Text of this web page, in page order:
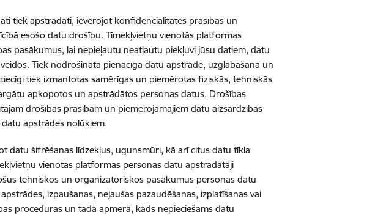
tiek apstrādāti, ievērojot konfidencialitātes prasības un
esošo datu drošību. Tīmekļvietņu vienotās platformas
pasākumus, lai nepieļautu neatļautu piekļuvi jūsu datiem, datu
Tiek nodrošināta pienācīga datu apstrāde, uzglabāšana un
tiek izmantotas samērīgas un piemērotas fiziskās, tehniskās
apkopotos un apstrādātos personas datus. Drošības
drošības prasībām un piemērojamajiem datu aizsardzības
apstrādes nolūkiem.
datu šifrēšanas līdzekļus, ugunsmūri, kā arī citus datu tīkla
vienotās platformas personas datu apstrādātāji
tehniskos un organizatoriskos pasākumus personas datu
izpaušanas, nejaušas pazaudēšanas, izplatīšanas vai
procedūras un tādā apmērā, kāds nepieciešams datu